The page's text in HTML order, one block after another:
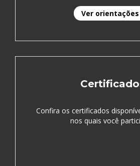
Ver orientações
Confira os certificados
nos quais você